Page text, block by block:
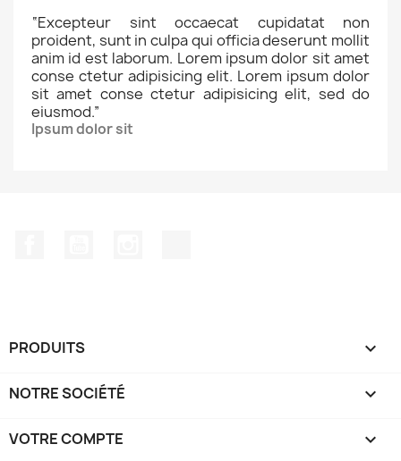
“Excepteur sint occaecat cupidatat non
proident, sunt in culpa qui officia deserunt mollit
anim id est laborum. Lorem ipsum dolor sit amet
conse ctetur adipisicing elit. Lorem ipsum dolor
sit amet conse ctetur adipisicing elit, sed do
eiusmod.”
Ipsum dolor sit
PRODUITS 
NOTRE SOCIÉTÉ 
VOTRE COMPTE 